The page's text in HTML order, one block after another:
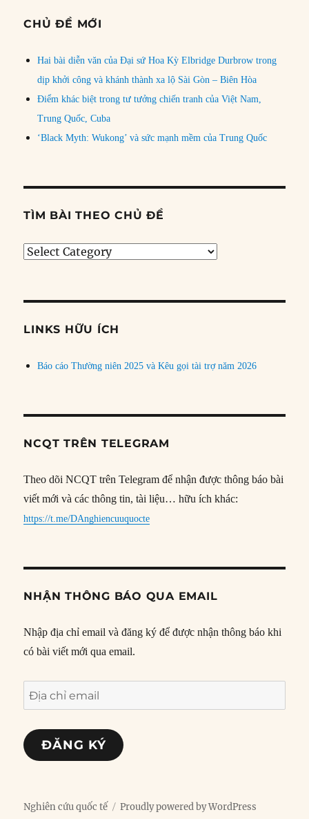
CHỦ ĐỀ MỚI
Hai bài diễn văn của Đại sứ Hoa Kỳ Elbridge Durbrow trong
dịp khởi công và khánh thành xa lộ Sài Gòn – Biên Hòa
Điểm khác biệt trong tư tưởng chiến tranh của Việt Nam,
Trung Quốc, Cuba
‘Black Myth: Wukong’ và sức mạnh mềm của Trung Quốc
TÌM BÀI THEO CHỦ ĐỀ
Tìm
đề
LINKS HỮU ÍCH
Báo cáo Thường niên 2025 và Kêu gọi tài trợ năm 2026
NCQT TRÊN TELEGRAM
Theo dõi NCQT trên Telegram để nhận được thông báo bài
viết mới và các thông tin, tài liệu… hữu ích khác:
https://t.me/DAnghiencuuquocte
NHẬN THÔNG BÁO QUA EMAIL
Nhập địa chỉ email và đăng ký để được nhận thông báo khi
có bài viết mới qua email.
Địa
chỉ
email
ĐĂNG KÝ
Nghiên cứu quốc tế Proudly powered by WordPress